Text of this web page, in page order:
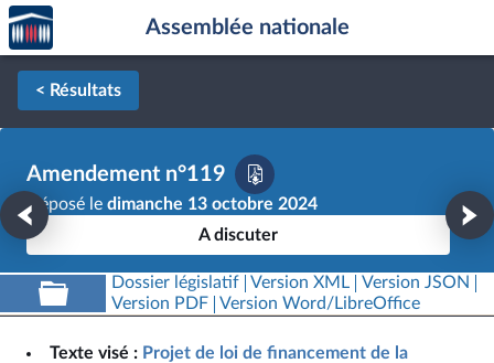
Aller au contenu
Aller en bas de la page
Accèder
à la
page
d'accueil
Assemblée nationale
< Résultats
Amendement n°119
Déposé le dimanche 13 octobre 2024
A discuter
Dossier législatif Version XML
Version JSON
Version PDF
Version Word/LibreOffice
Texte visé : Projet de loi de financement de la